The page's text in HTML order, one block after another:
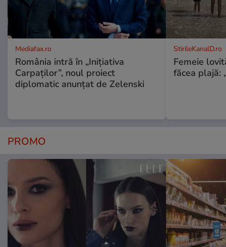
Mediafax.ro
România intră în „Inițiativa
Carpaților”, noul proiect
diplomatic anunțat de Zelenski
StirileKanalD.ro
Femeie
făcea plajă:
PROMO